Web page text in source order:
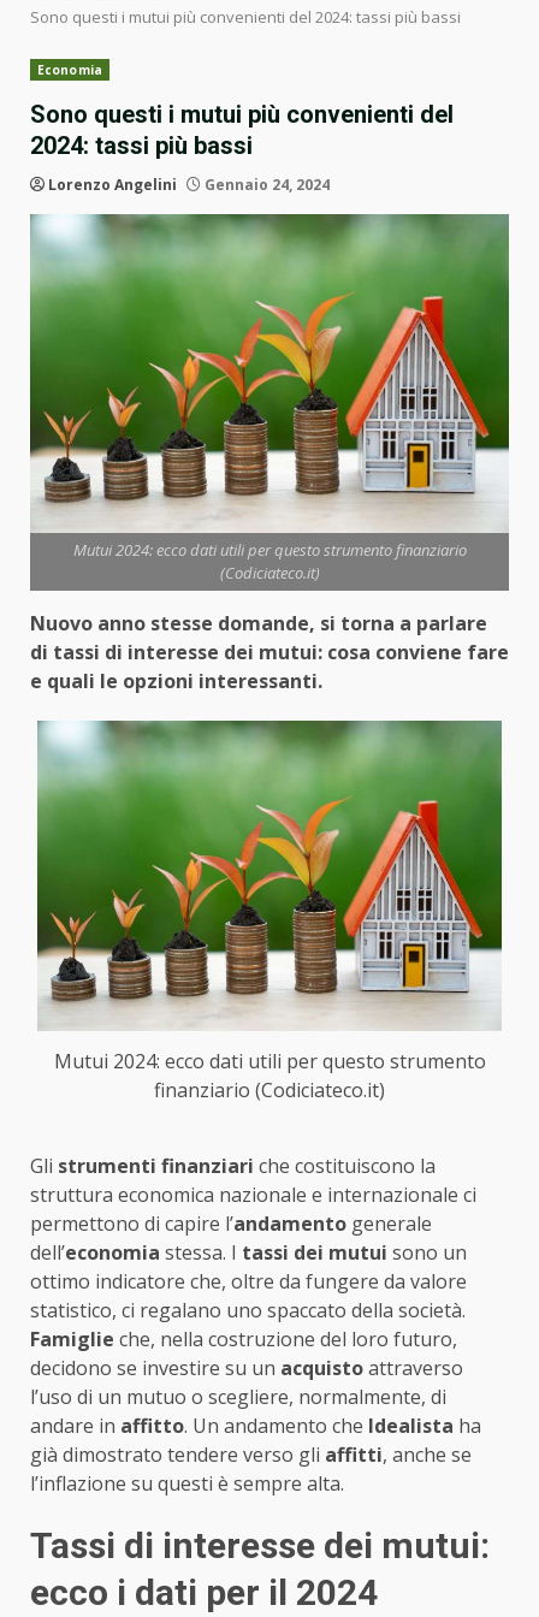
Sono questi i mutui più convenienti del 2024: tassi più bassi
Economia
Sono questi i mutui più convenienti del
2024: tassi più bassi
Lorenzo Angelini Gennaio 24, 2024
Mutui 2024: ecco dati utili per questo strumento finanziario
(Codiciateco.it)
Nuovo anno stesse domande, si torna a parlare
di tassi di interesse dei mutui: cosa conviene fare
e quali le opzioni interessanti.
Mutui 2024: ecco dati utili per questo strumento
finanziario (Codiciateco.it)
Gli strumenti finanziari che costituiscono la
struttura economica nazionale e internazionale ci
permettono di capire l’andamento generale
dell’economia stessa. I tassi dei mutui sono un
ottimo indicatore che, oltre da fungere da valore
statistico, ci regalano uno spaccato della società.
Famiglie che, nella costruzione del loro futuro,
decidono se investire su un acquistoattraverso
l’uso di un mutuo o scegliere, normalmente, di
andare in affitto. Un andamento che Idealista ha
già dimostrato tendere verso gli affitti, anche se
l’inflazione su questi è sempre alta.
Tassi di interesse dei mutui:
ecco i dati per il 2024